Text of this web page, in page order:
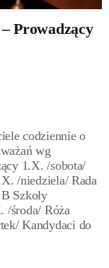
Prowadzący
codziennie o
wg
1.X. /sobota/
/niedziela/ Rada
Szkoły
/środa/ Róża
Kandydaci do